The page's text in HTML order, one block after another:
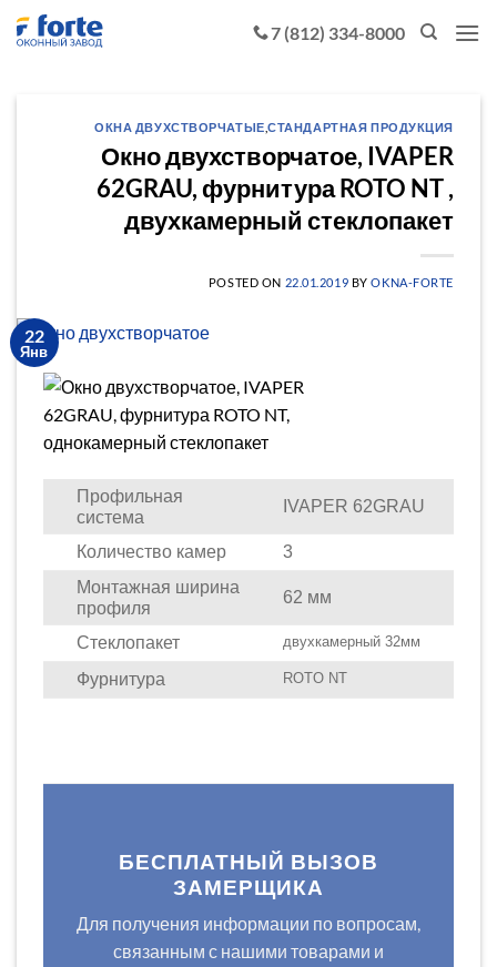
Skip
7 (812) 334-8000
ОКНА ДВУХСТВОРЧАТЫЕ ,СТАНДАРТНАЯ ПРОДУКЦИЯ
Окно двухстворчатое, IVAPER
62GRAU, фурнитура ROTO NT ,
двухкамерный стеклопакет
POSTED ON 22.01.2019 BYOKNA-FORTE
22
Янв
Профильная
система
IVAPER 62GRAU
Количество камер
3
Монтажная ширина
профиля
62 мм
Стеклопакет двухкамерный 32мм
Фурнитура ROTO NT
БЕСПЛАТНЫЙ ВЫЗОВ
ЗАМЕРЩИКА
Для получения информации по вопросам,
связанным с нашими товарами и